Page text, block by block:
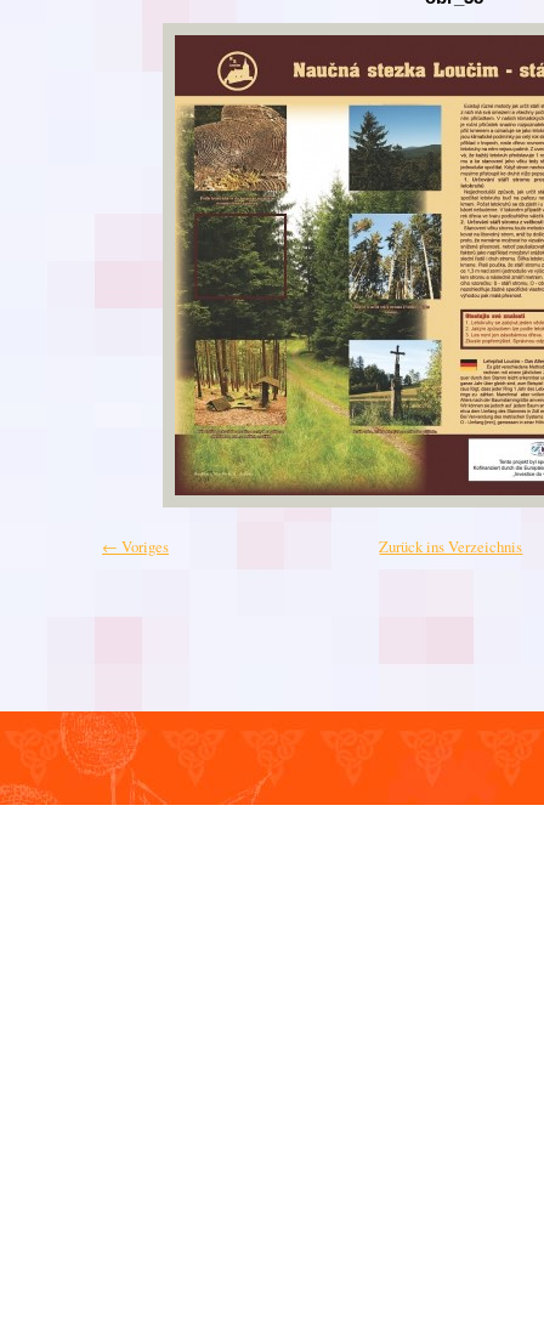
← Voriges Zurück ins Verzeichnis